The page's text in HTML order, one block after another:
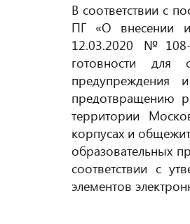
В соответствии с
ПГ «О внесении
12.03.2020
готовности для
предупреждения
предотвращению
территории
корпусах и
образовательных
соответствии с
элементов